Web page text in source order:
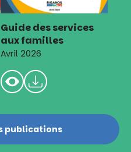
Guide des services
aux familles
Avril 2026
publications